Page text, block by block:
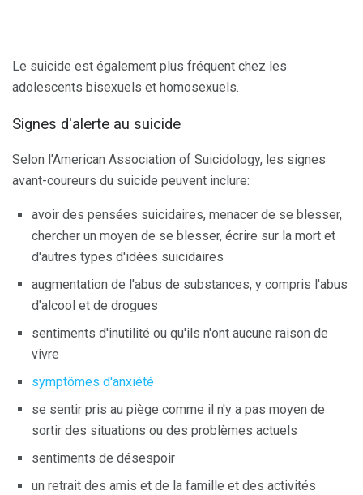
Le suicide est également plus fréquent chez les
adolescents bisexuels et homosexuels.
Signes d'alerte au suicide
Selon l'American Association of Suicidology, les signes
avant-coureurs du suicide peuvent inclure:
avoir des pensées suicidaires, menacer de se blesser,
chercher un moyen de se blesser, écrire sur la mort et
d'autres types d'idées suicidaires
augmentation de l'abus de substances, y compris l'abus
d'alcool et de drogues
sentiments d'inutilité ou qu'ils n'ont aucune raison de
vivre
symptômes d'anxiété
se sentir pris au piège comme il n'y a pas moyen de
sortir des situations ou des problèmes actuels
sentiments de désespoir
un retrait des amis et de la famille et des activités